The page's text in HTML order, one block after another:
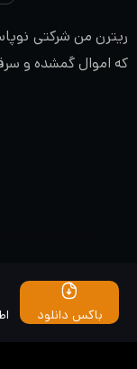
ریترن من شرکتی
که اموال گمشده و
باکس دانلود